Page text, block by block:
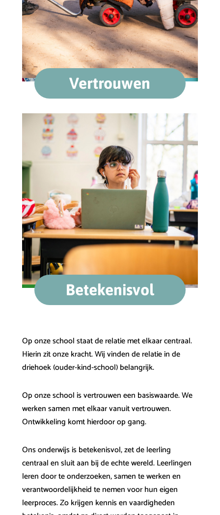
Vertrouwen
Betekenisvol
Op onze school staat de relatie met elkaar centraal.
Hierin zit onze kracht. Wij vinden de relatie in de
driehoek (ouder-kind-school) belangrijk.
Op onze school is vertrouwen een basiswaarde. We
werken samen met elkaar vanuit vertrouwen.
Ontwikkeling komt hierdoor op gang.
Ons onderwijs is betekenisvol, zet de leerling
centraal en sluit aan bij de echte wereld. Leerlingen
leren door te onderzoeken, samen te werken en
verantwoordelijkheid te nemen voor hun eigen
leerproces. Zo krijgen kennis en vaardigheden